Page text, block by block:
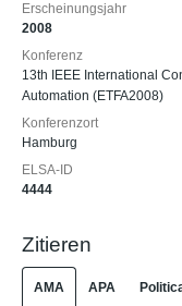
Erscheinungsjahr
2008
Konferenz
13th IEEE International
Automation (ETFA2008)
Konferenzort
Hamburg
ELSA-ID
4444
Zitieren
AMA APA